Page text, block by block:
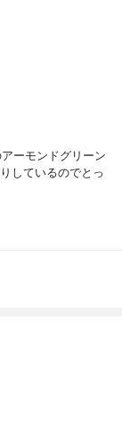
ーモンドグリーン
しているのでとっ